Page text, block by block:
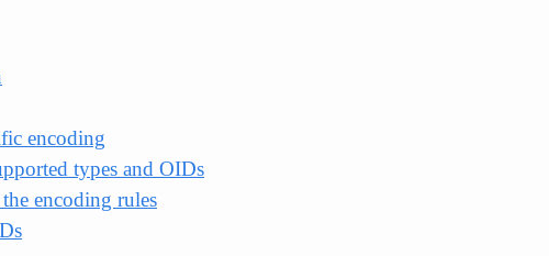
encoding
types and OIDs
encoding rules